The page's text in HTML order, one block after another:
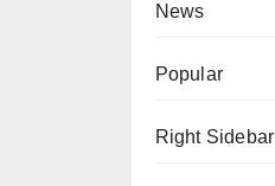
News
Popular
Right Sidebar